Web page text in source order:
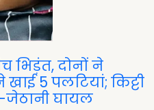
भिड़ंत, दोनों ने
5 पलटियां; किट्टी
जेठानी घायल